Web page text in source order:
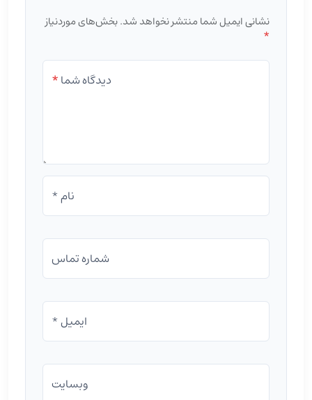
نشانی ایمیل شما منتشر نخواهد شد.بخش‌های موردنیاز
*
دیدگاه شما*
نام *
شماره تماس
ایمیل *
وبسایت